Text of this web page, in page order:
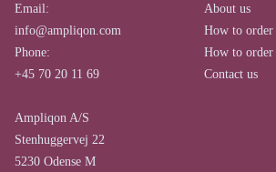
Email:
info@ampliqon.com
Phone:
+45 70 20 11 69
Ampliqon A/S
Stenhuggervej 22
5230 Odense M
About us
How to order
How to order
Contact us